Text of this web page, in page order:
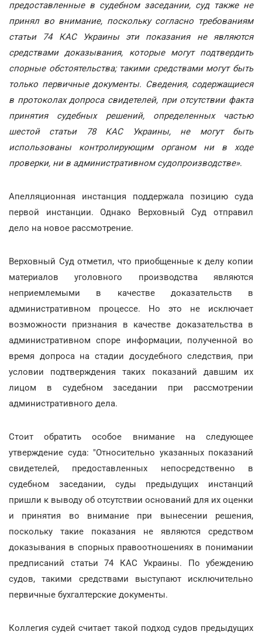
предоставленные в судебном заседании, суд также не
принял во внимание, поскольку согласно требованиям
статьи 74 КАС Украины эти показания не являются
средствами доказывания, которые могут подтвердить
спорные обстоятельства; такими средствами могут быть
только первичные документы. Сведения, содержащиеся
в протоколах допроса свидетелей, при отсутствии факта
принятия судебных решений, определенных частью
шестой статьи 78 КАС Украины, не могут быть
использованы контролирующим органом ни в ходе
проверки, ни в административном судопроизводстве».
Апелляционная инстанция поддержала позицию суда
первой инстанции. Однако Верховный Суд отправил
дело на новое рассмотрение.
Верховный Суд отметил, что приобщенные к делу копии
материалов уголовного производства являются
неприемлемыми в качестве доказательств в
административном процессе. Но это не исключает
возможности признания в качестве доказательства в
административном споре информации, полученной во
время допроса на стадии досудебного следствия, при
условии подтверждения таких показаний давшим их
лицом в судебном заседании при рассмотрении
административного дела.
Стоит обратить особое внимание на следующее
утверждение суда: "Относительно указанных показаний
свидетелей, предоставленных непосредственно в
судебном заседании, суды предыдущих инстанций
пришли к выводу об отсутствии оснований для их оценки
и принятия во внимание при вынесении решения,
поскольку такие показания не являются средством
доказывания в спорных правоотношениях в понимании
предписаний статьи 74 КАС Украины. По убеждению
судов, такими средствами выступают исключительно
первичные бухгалтерские документы.
Коллегия судей считает такой подход судов предыдущих